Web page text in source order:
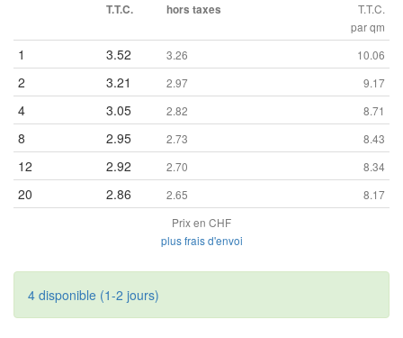
T.T.C.
hors taxes
T.T.C.
par qm
1 3.52 3.26 10.06
2 3.21 2.97 9.17
4 3.05 2.82 8.71
8 2.95 2.73 8.43
12 2.92 2.70 8.34
20 2.86 2.65
8.17
Prix en CHF
plus frais d'envoi
4 disponible (1-2 jours)